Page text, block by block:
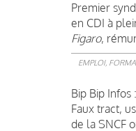
Premier
en CDI à
Figaro,
EMPLOI,
Bip Bip
Faux tract,
de la SNCF